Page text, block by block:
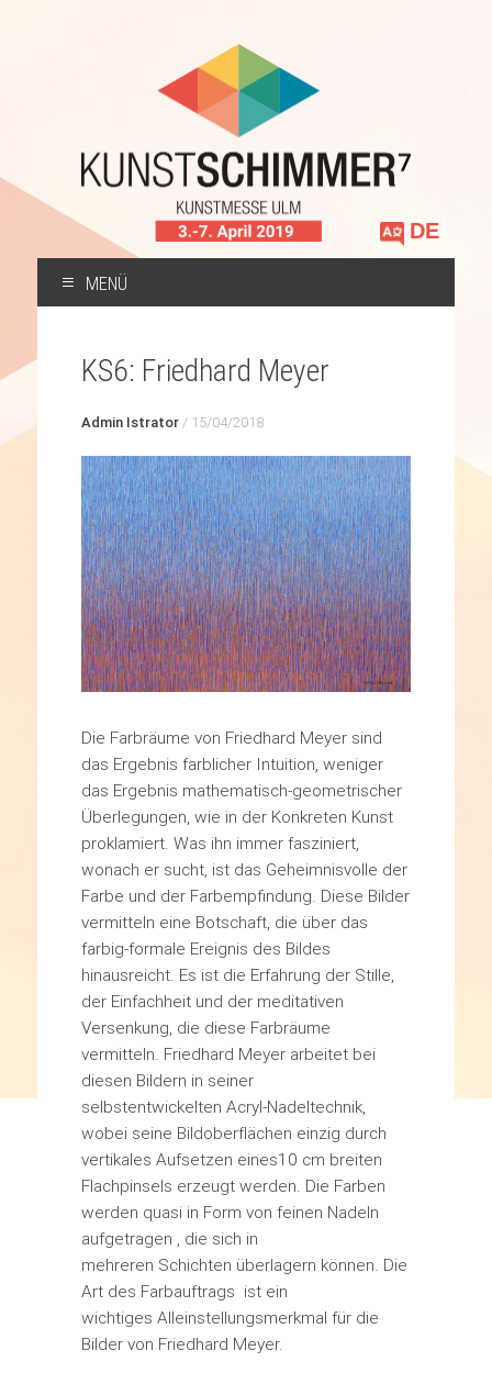
Sprache
auswählen
MENÜ
SPRINGEN
KS6: Friedhard Meyer
Admin Istrator/ 15/04/2018
Die Farbräume von Friedhard Meyer sind
das Ergebnis farblicher Intuition, weniger
das Ergebnis mathematisch-geometrischer
Überlegungen, wie in der Konkreten Kunst
proklamiert. Was ihn immer fasziniert,
wonach er sucht, ist das Geheimnisvolle der
Farbe und der Farbempfindung. Diese Bilder
vermitteln eine Botschaft, die über das
farbig-formale Ereignis des Bildes
hinausreicht. Es ist die Erfahrung der Stille,
der Einfachheit und der meditativen
Versenkung, die diese Farbräume
vermitteln. Friedhard Meyer arbeitet bei
diesen Bildern in seiner
selbstentwickelten Acryl-Nadeltechnik,
wobei seine Bildoberflächen einzig durch
vertikales Aufsetzen eines10 cm breiten
Flachpinsels erzeugt werden. Die Farben
werden quasi in Form von feinen Nadeln
aufgetragen , die sich in
mehreren Schichten überlagern können. Die
Art des Farbauftrags ist ein
wichtiges Alleinstellungsmerkmal für die
Bilder von Friedhard Meyer.